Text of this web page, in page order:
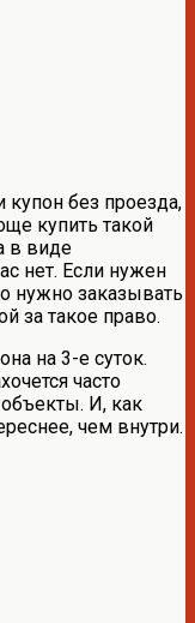
без проезда,
купить такой
в виде
нет. Если нужен
нужно заказывать
за такое право.
на 3-е суток.
часто
объекты. И, как
чем внутри.